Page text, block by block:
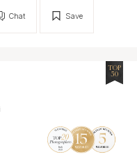
Save
Chat
TOP
50